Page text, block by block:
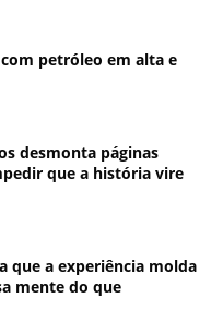
petróleo em alta e
desmonta páginas
que a história vire
que a experiência molda
mente do que